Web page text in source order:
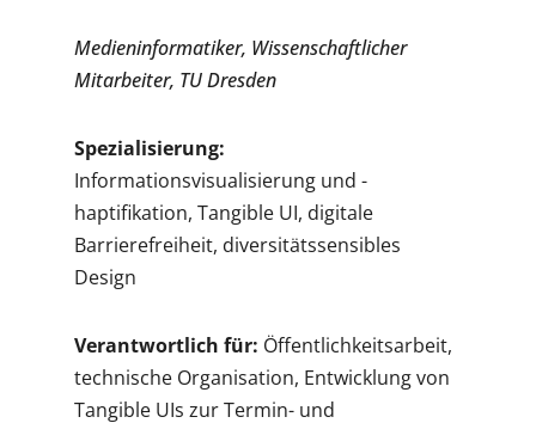
Medieninformatiker, Wissenschaftlicher
Mitarbeiter, TU Dresden
Spezialisierung:
Informationsvisualisierung und -
haptifikation, Tangible UI, digitale
Barrierefreiheit, diversitätssensibles
Design
Verantwortlich für: Öffentlichkeitsarbeit,
technische Organisation, Entwicklung von
Tangible UIs zur Termin- und